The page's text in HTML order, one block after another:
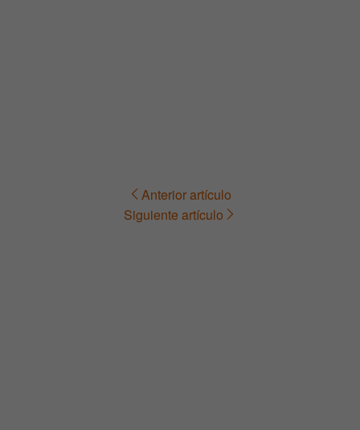
Navegación Anterior artículo
Siguiente artículo